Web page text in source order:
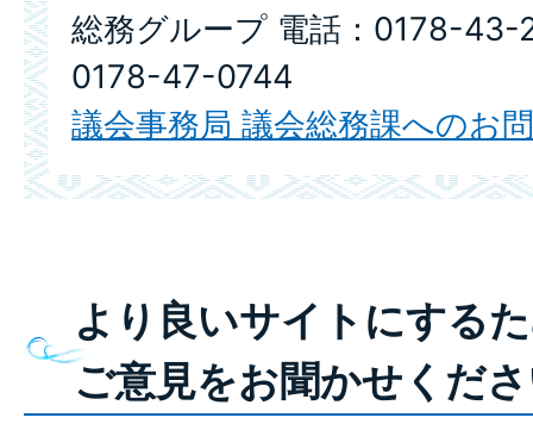
総務グループ 電話：0178-43-
0178-47-0744
議会事務局 議会総務課へのお
より良いサイトにする
ご意見をお聞かせくだ